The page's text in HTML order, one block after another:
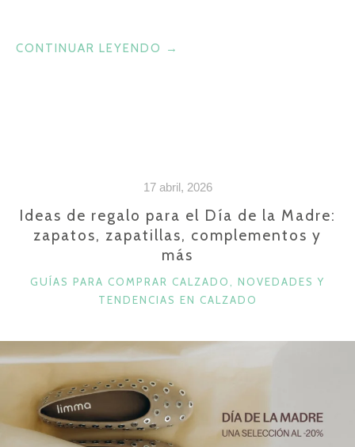
CONTINUAR LEYENDO
«5
CON
LOS
QUE
AGUANTARÁS»
→
17 abril, 2026
Ideas de regalo para el Día de la Madre:
zapatos, zapatillas, complementos y
más
CATEGORÍAS
GUÍAS PARA COMPRAR CALZADO, NOVEDADES Y
TENDENCIAS EN CALZADO